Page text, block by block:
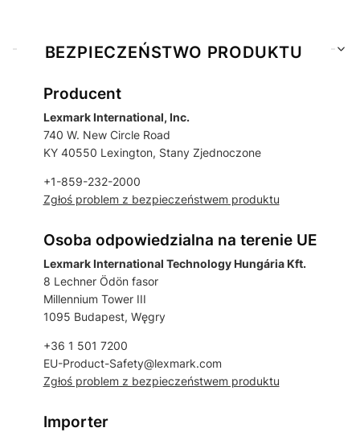
BEZPIECZEŃSTWO PRODUKTU
Producent
Lexmark International, Inc.
740 W. New Circle Road
KY 40550 Lexington, Stany Zjednoczone
+1-859-232-2000
Zgłoś problem z bezpieczeństwem produktu
Osoba odpowiedzialna na terenie UE
Lexmark International Technology Hungária Kft.
8 Lechner Ödön fasor
Millennium Tower III
1095 Budapest, Węgry
+36 1 501 7200
EU-Product-Safety@lexmark.com
Zgłoś problem z bezpieczeństwem produktu
Importer